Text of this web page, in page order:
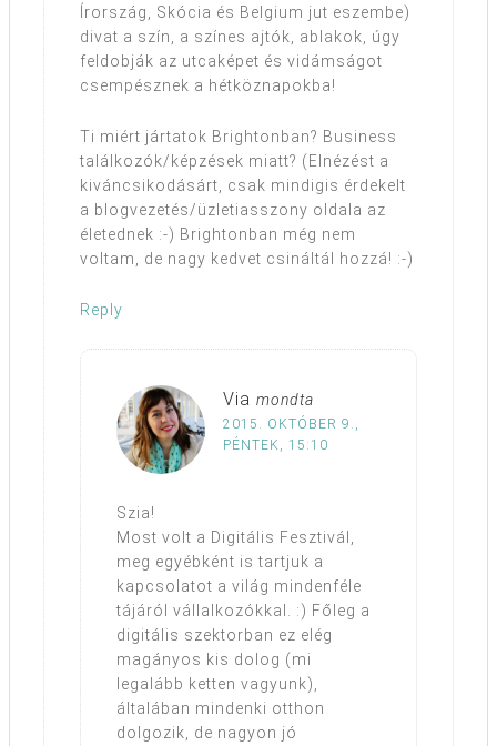
Írország, Skócia és Belgium jut eszembe)
divat a szín, a színes ajtók, ablakok, úgy
feldobják az utcaképet és vidámságot
csempésznek a hétköznapokba!
Ti miért jártatok Brightonban? Business
találkozók/képzések miatt? (Elnézést a
kiváncsikodásárt, csak mindigis érdekelt
a blogvezetés/üzletiasszony oldala az
életednek :-) Brightonban még nem
voltam, de nagy kedvet csináltál hozzá! :-)
Reply
Via mondta
2015. OKTÓBER 9.,
PÉNTEK, 15:10
Szia!
Most volt a Digitális Fesztivál,
meg egyébként is tartjuk a
kapcsolatot a világ mindenféle
tájáról vállalkozókkal. :) Főleg a
digitális szektorban ez elég
magányos kis dolog (mi
legalább ketten vagyunk),
általában mindenki otthon
dolgozik, de nagyon jó